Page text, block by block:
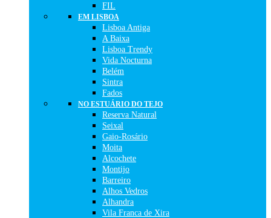
FIL
EM LISBOA
Lisboa Antiga
A Baixa
Lisboa Trendy
Vida Nocturna
Belém
Sintra
Fados
NO ESTUÁRIO DO TEJO
Reserva Natural
Seixal
Gaio-Rosário
Moita
Alcochete
Montijo
Barreiro
Alhos Vedros
Alhandra
Vila Franca de Xira